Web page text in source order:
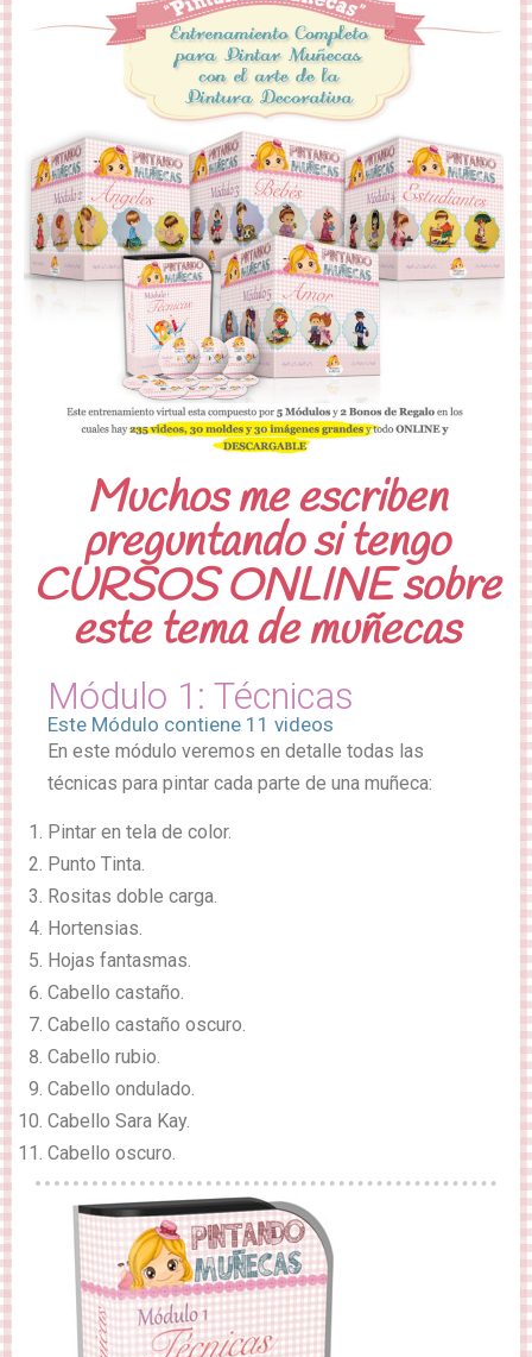
Muchos me escriben
preguntando si tengo
CURSOS ONLINE sobre
este tema de muñecas
Módulo 1: Técnicas
Este Módulo contiene 11 videos
En este módulo veremos en detalle todas las
técnicas para pintar cada parte de una muñeca:
Pintar en tela de color.
Punto Tinta.
Rositas doble carga.
Hortensias.
Hojas fantasmas.
Cabello castaño.
Cabello castaño oscuro.
Cabello rubio.
Cabello ondulado.
Cabello Sara Kay.
Cabello oscuro.